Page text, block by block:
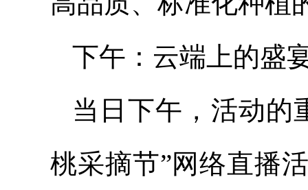
下午：云端上的盛
当日下午，活动
桃采摘节”网络直播